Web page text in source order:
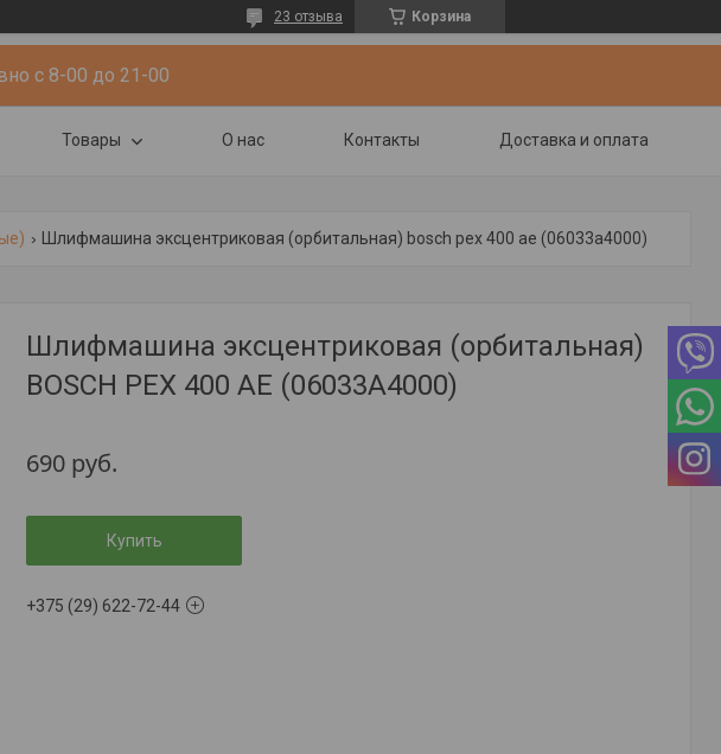
Корзина
23 отзыва
с 8-00 до 21-00
Товары О нас Контакты Доставка и оплата
Шлифмашина эксцентриковая (орбитальная) bosch pex 400 ae (06033a4000)
Шлифмашина эксцентриковая (орбитальная)
BOSCH PEX 400 AE (06033A4000)
690 руб.
Купить
+375 (29) 622-72-44